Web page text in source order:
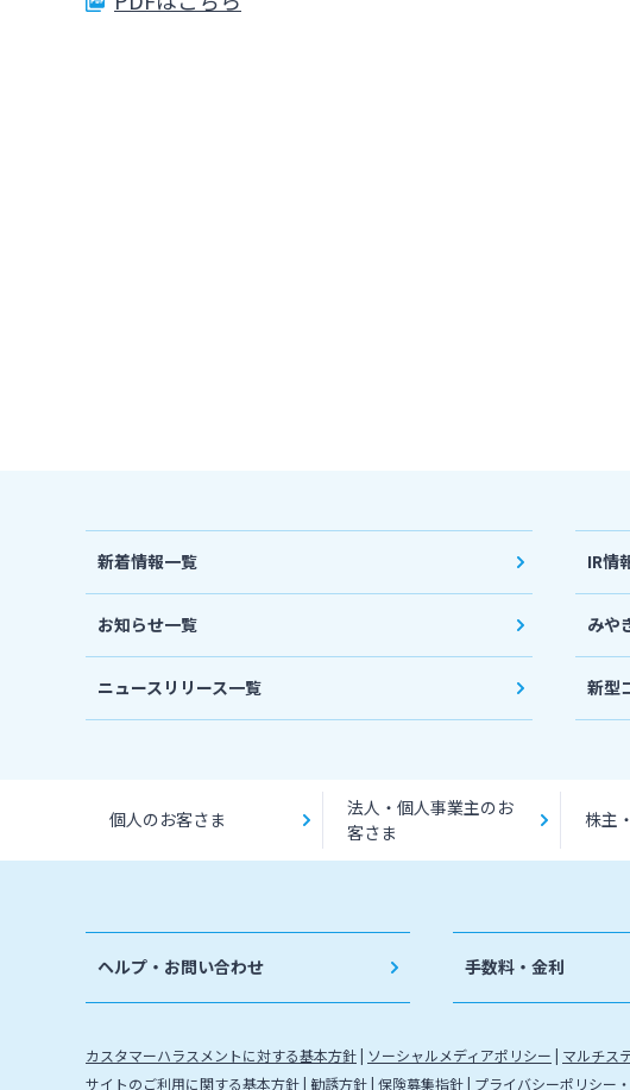
新着情報一覧
お知らせ一覧
ニュースリリース一覧
IR情
みや
新型
個人のお客さま
法人・個人事業主のお
客さま
株主
ヘルプ・お問い合わせ 手数料・金利
カスタマーハラスメントに対する基本方針 ソーシャルメディアポリシー マルチス
サイトのご利用に関する基本方針 勧誘方針 保険募集指針 プライバシーポリシー